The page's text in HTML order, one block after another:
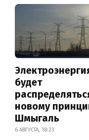
будет
новому
Шмыгаль
6 АВГУСТА, 18:23